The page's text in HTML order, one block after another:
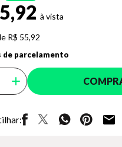
R$ 55,92
de parcelamento